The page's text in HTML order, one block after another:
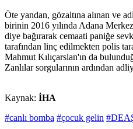
Öte yandan, gözaltına alınan ve
birinin 2016 yılında Adana
diye bağırarak cemaati paniğe
tarafından linç edilmekten polis
Mahmut Kılıçarslan'ın da
Zanlılar sorgularının ardından
Kaynak: İHA
#canlı bomba #çocuk gelin